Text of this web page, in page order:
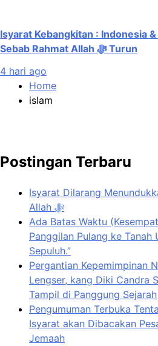
Isyarat Kebangkitan : Indonesia
Sebab Rahmat Allah ﷻ Turun
4 hari ago
Home
islam
Postingan Terbaru
Isyarat Dilarang
Allah ﷻ
Ada Batas Waktu
Panggilan Pulang ke Tanah
Sepuluh.”
Pergantian Kepemimpinan
Lengser, kang Diki Candra
Tampil di Panggung Sejarah
Pengumuman Terbuka
Isyarat akan Dibacakan
Jemaah